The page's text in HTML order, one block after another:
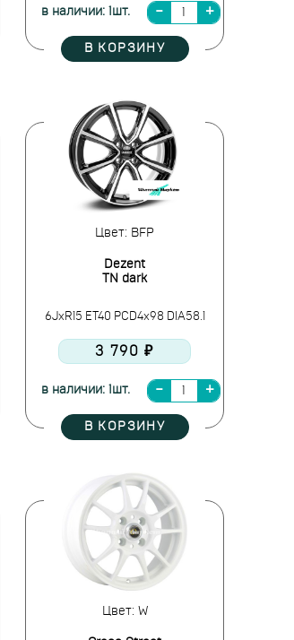
в наличии: 1шт.
В КОРЗИНУ
Цвет: BFP
Dezent
TN dark
6JxR15 ET40 PCD4x98 DIA58.1
3 790 ₽
в наличии: 1шт.
В КОРЗИНУ
Цвет: W